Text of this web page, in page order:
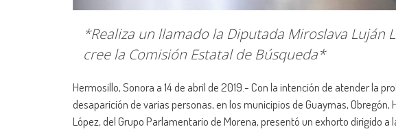
*Realiza un llamado la Diputada Miroslava Luján
cree la Comisión Estatal de Búsqueda*
Hermosillo, Sonora a 14 de abril de 2019.- Con la intención de atender la
desaparición de varias personas, en los municipios de Guaymas,
López, del Grupo Parlamentario de Morena, presentó un exhorto dirigido a